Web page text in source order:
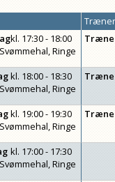
kl. 17:30 - 18:00
Ringe
kl. 18:00 - 18:30
Ringe
kl. 19:00 - 19:30
Ringe
kl. 17:00 - 17:30
Ringe